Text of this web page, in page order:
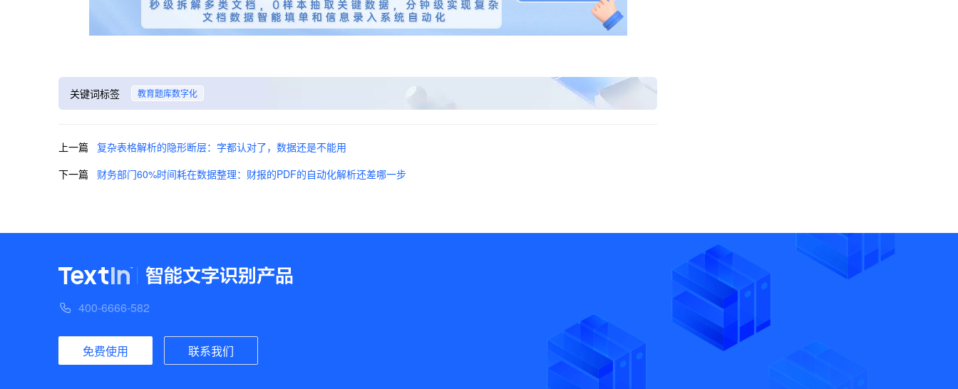
关键词标签 教育题库数字化
上一篇 复杂表格解析的隐形断层：字都认对了，数据还是不能用
下一篇
财务部门60%时间耗在数据整理：财报的PDF的自动化解析还差哪一步
400-6666-582
免费使用 联系我们